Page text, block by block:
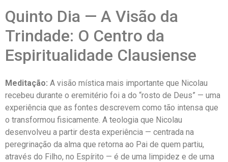
Quinto Dia — A Visão da
Trindade: O Centro da
Espiritualidade Clausiense
Meditação: A visão mística mais importante que Nicolau
recebeu durante o eremitério foi a do “rosto de Deus” — uma
experiência que as fontes descrevem como tão intensa que
o transformou fisicamente. A teologia que Nicolau
desenvolveu a partir desta experiência — centrada na
peregrinação da alma que retorna ao Pai de quem partiu,
através do Filho, no Espírito — é de uma limpidez e de uma